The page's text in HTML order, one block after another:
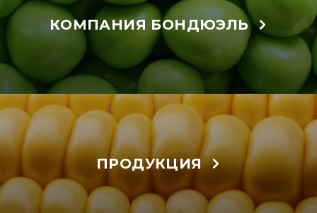
КОМПАНИЯ БОНДЮЭЛЬ
ПРОДУКЦИЯ